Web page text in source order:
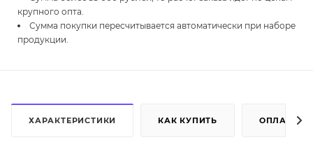
крупного опта.
Сумма покупки пересчитывается автоматически при наборе
продукции.
ХАРАКТЕРИСТИКИ КАК КУПИТЬ ОПЛАТА